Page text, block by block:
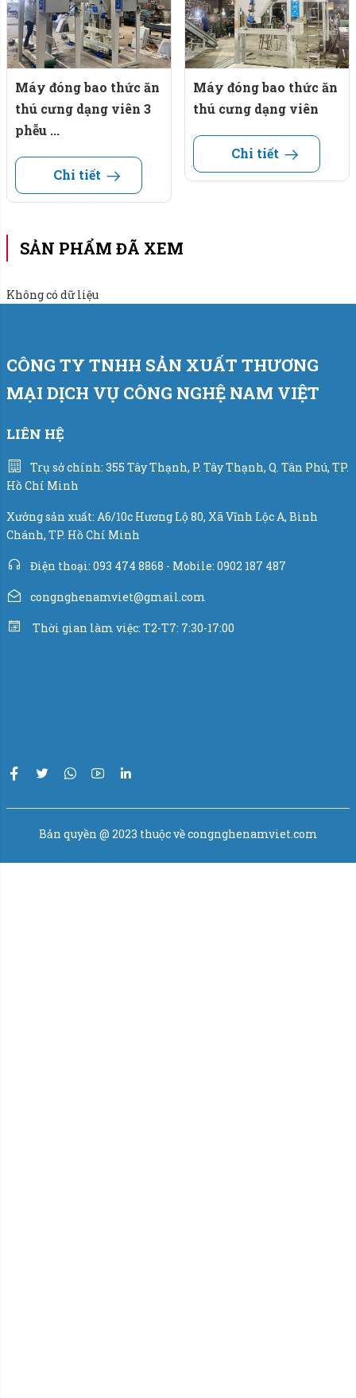
Năng suất đóng bao đạt: 300 bao - 350 bao/giờ.
Sai số định lượng: (+/- 20g) - (+/- 30g).
Nguồn điện sử dụng: 220V/50Hz/3phase.
Thiết bị điện theo máy:
Cân sử dụng bộ điều khiển PLC hãng Siemens -
Bộ chỉ thị cân điện tử: W100 hãng Laumas - Italia.
Cảm biến lực load cell hãng Laumas - Italia.
Nam Việt chuyên cung cấp máy đóng bao trên toàn quốc
với các dòng máy hiện đại đóng bao đa dạng các nguyên
liệu như dạng bột, dạng hạt.
Cùng với đội ngũ nhân viên nhiệt huyết với nhiều năm
kinh nghiệm trong nghề sẵn sàng hỗ trợ khách hàng.
Máy đóng bao thức ăn
thú cưng dạng viên 3
phễu ...
Chi tiết
Máy đóng bao thức ăn
thú cưng dạng viên
Chi tiết
SẢN PHẨM ĐÃ XEM
Không có dữ liệu
CÔNG TY TNHH SẢN XUẤT THƯƠNG
MẠI DỊCH VỤ CÔNG NGHỆ NAM VIỆT
LIÊN HỆ
Trụ sở chính: 355 Tây Thạnh, P. Tây Thạnh, Q. Tân Phú, TP.
Hồ Chí Minh
Xưởng sản xuất: A6/10c Hương Lộ 80, Xã Vĩnh Lộc A, Bình
Chánh, TP. Hồ Chí Minh
Điện thoại: 093 474 8868 - Mobile: 0902 187 487
congnghenamviet@gmail.com
Thời gian làm việc: T2-T7: 7:30-17:00
Bản quyền @ 2023 thuộc về congnghenamviet.com